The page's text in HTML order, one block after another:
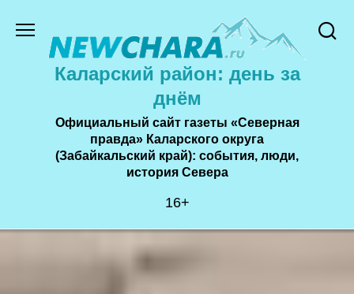
содержанию
Каларский район: день за
днём
Официальный сайт газеты «Северная
правда» Каларского округа
(Забайкальский край): события, люди,
история Cевера
16+